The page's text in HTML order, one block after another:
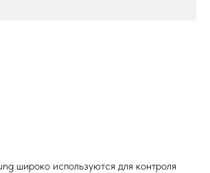
широко используются для контроля